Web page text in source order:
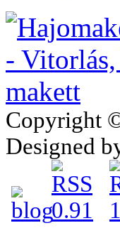
Copyright
Designed